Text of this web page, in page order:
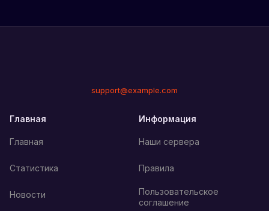
support@example.com
Главная
Главная
Статистика
Новости
Информация
Наши сервера
Правила
Пользовательское
соглашение